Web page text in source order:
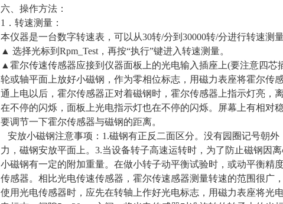
六、操作方法：
1．转速测量：
本仪器是一台数字转速表，可以从30转/分到30000转/分进行转速测量
▲ 选择光标到Rpm_Test，再按“执行”键进入转速测量。
▲霍尔传速传感器应接到仪器面板上的光电输入插座上(要注意四
轮或轴平面上放好小磁钢，作为零相位标志，用磁力表座将霍尔传
通上电以后，霍尔传感器正对着磁钢时，霍尔传感器上指示灯亮，
在不停的闪烁，面板上光电指示灯也在不停的闪烁。屏幕上有相对
要调节一下霍尔传感器与磁钢的距离。
安放小磁钢注意事项：1.磁钢有正反二面区分。没有园圈记号朝
力，磁钢安放平面上。3.当设备转子高速运转时，为了防止磁钢因
小磁钢有一定的附加重量。在做小转子动平衡试验时，或动平衡精
传感器。相比光电传速传感器，霍尔传速感器测量转速的范围很广
使用光电传感器时，应先在转轴上作好光电标志，用磁力表座将光